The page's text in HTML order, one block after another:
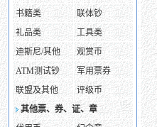
书籍类
联体钞
礼品类
工具类
迪斯尼/其他
观赏币
ATM测试钞
军用票券
联盟及其他
评级币
其他票、券、证、章